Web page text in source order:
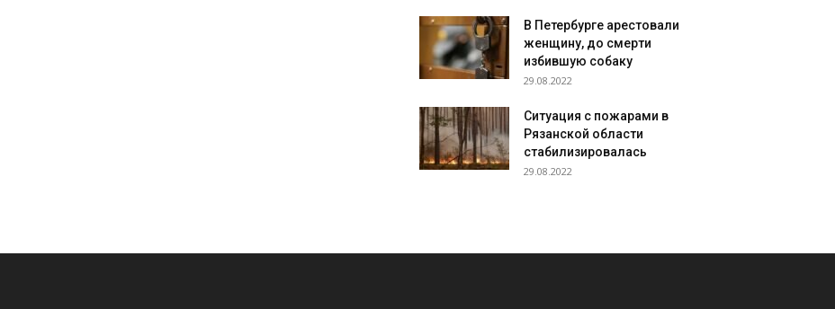
В Петербурге арестовали
женщину, до смерти
избившую собаку
29.08.2022
Ситуация с пожарами в
Рязанской области
стабилизировалась
29.08.2022